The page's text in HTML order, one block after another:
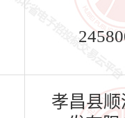
孝昌县